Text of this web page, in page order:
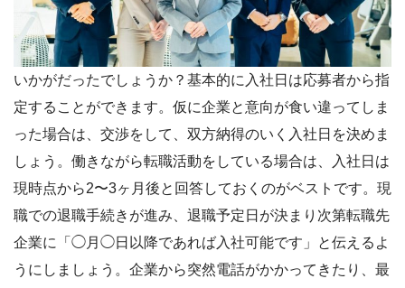
いかがだったでしょうか？基本的に入社日は応募者から指
定することができます。仮に企業と意向が食い違ってしま
った場合は、交渉をして、双方納得のいく入社日を決めま
しょう。働きながら転職活動をしている場合は、入社日は
現時点から2〜3ヶ月後と回答しておくのがベストです。現
職での退職手続きが進み、退職予定日が決まり次第転職先
企業に「◯月◯日以降であれば入社可能です」と伝えるよ
うにしましょう。企業から突然電話がかかってきたり、最